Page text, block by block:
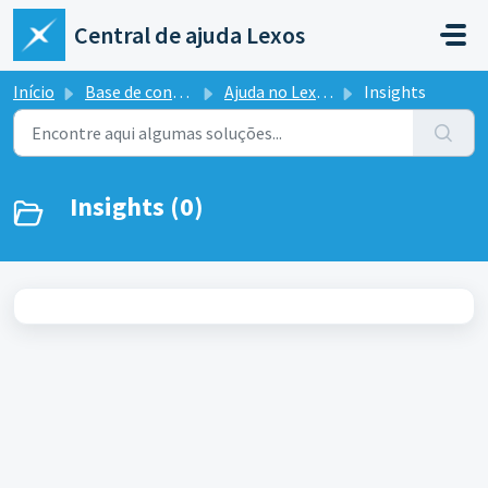
Ir para o conteúdo principal
Central de ajuda Lexos
Início Base de conhecimento Ajuda no Lexos Hub Insights
Insights (0)